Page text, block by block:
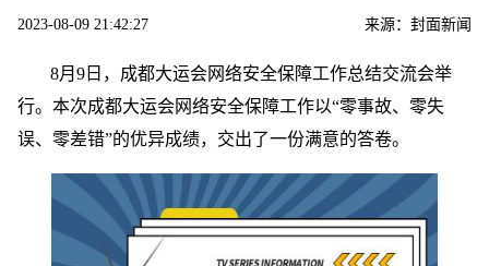
2023-08-09 21:42:27 来源：封面新闻
8月9日，成都大运会网络安全保障工作总结交流会举
行。本次成都大运会网络安全保障工作以“零事故、零失
误、零差错”的优异成绩，交出了一份满意的答卷。